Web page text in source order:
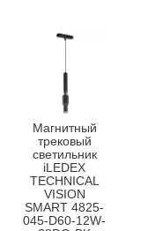
Магнитный
трековый
светильник
iLEDEX
TECHNICAL
VISION
SMART 4825-
045-D60-12W-